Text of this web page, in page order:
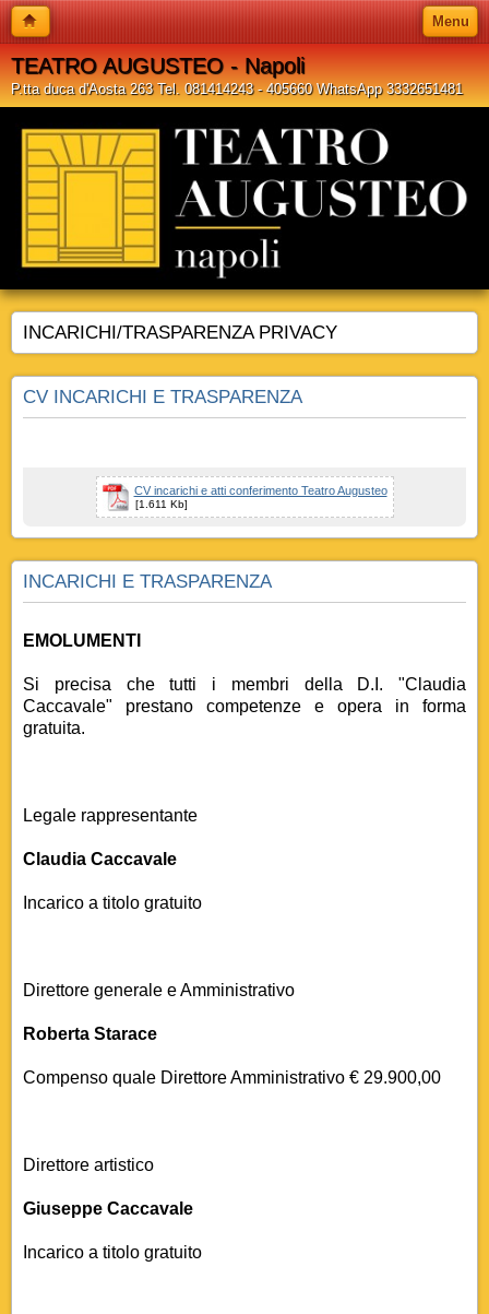
Menu
TEATRO AUGUSTEO - Napoli
P.tta duca d'Aosta 263 Tel. 081414243 - 405660 WhatsApp 3332651481
INCARICHI/TRASPARENZA PRIVACY
CV INCARICHI E TRASPARENZA
CV incarichi e atti conferimento Teatro Augusteo
[1.611 Kb]
INCARICHI E TRASPARENZA
EMOLUMENTI
Si precisa che tutti i membri della D.I. "Claudia
Caccavale" prestano competenze e opera in forma
gratuita.
Legale rappresentante
Claudia Caccavale
Incarico a titolo gratuito
Direttore generale e Amministrativo
Roberta Starace
Compenso quale Direttore Amministrativo € 29.900,00
Direttore artistico
Giuseppe Caccavale
Incarico a titolo gratuito